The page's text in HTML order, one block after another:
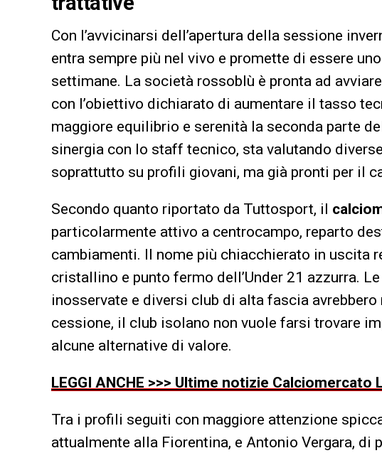
Con l’avvicinarsi dell’apertura della sessione
entra sempre più nel vivo e promette di essere
settimane. La società rossoblù è pronta ad
con l’obiettivo dichiarato di aumentare il tasso
maggiore equilibrio e serenità la seconda parte
sinergia con lo staff tecnico, sta valutando
soprattutto su profili giovani, ma già pronti per il
Secondo quanto riportato da Tuttosport, il
particolarmente attivo a centrocampo, reparto
cambiamenti. Il nome più chiacchierato in uscita
cristallino e punto fermo dell’Under 21 azzurra.
inosservate e diversi club di alta fascia
cessione, il club isolano non vuole farsi trovare
alcune alternative di valore.
LEGGI ANCHE >>> Ultime notizie
Tra i profili seguiti con maggiore attenzione
attualmente alla Fiorentina, e Antonio Vergara, di